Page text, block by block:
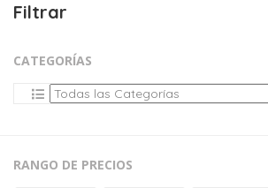
Filtrar
CATEGORÍAS
RANGO DE PRECIOS